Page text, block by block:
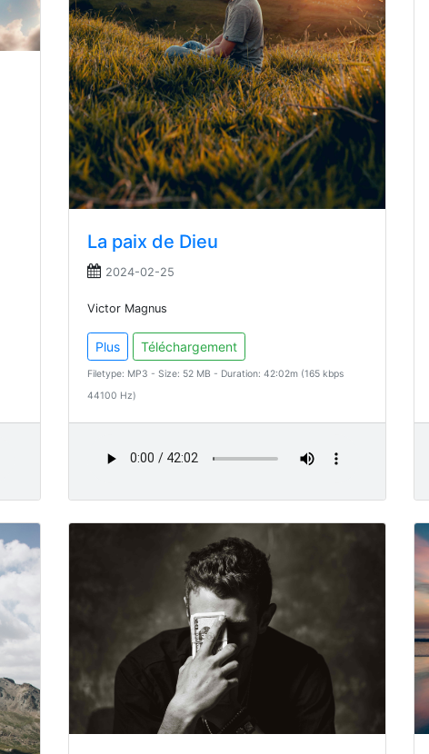
La paix de Dieu
2024-02-25
Victor Magnus
Plus Téléchargement
Filetype: MP3 - Size: 52 MB - Duration: 42:02m (165 kbps
44100 Hz)